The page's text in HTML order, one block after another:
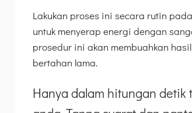
Lakukan proses ini secara rutin
untuk menyerap energi dengan
prosedur ini akan membuahkan
bertahan lama.
Hanya dalam hitungan